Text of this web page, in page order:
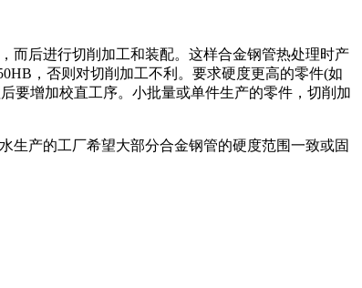
后进行切削加工和装配。这样合金钢管热处理时产
，否则对切削加工不利。要求硬度更高的零件(如
要增加校直工序。小批量或单件生产的零件，切削加
产的工厂希望大部分合金钢管的硬度范围一致或固